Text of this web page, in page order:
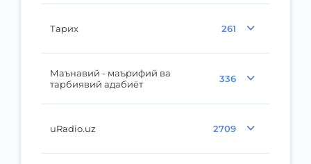
Тарих 261
Маънавий - маърифий ва
тарбиявий адабиёт
336
uRadio.uz 2709